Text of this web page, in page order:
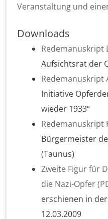
Veranstaltung und
Downloads
Redemanuskript
Aufsichtsrat der
Redemanuskript
Initiative
wieder 1933“
Redemanuskript
Bürgermeister
(Taunus)
Zweite Figur für
die Nazi-Opfer
erschienen in
12.03.2009